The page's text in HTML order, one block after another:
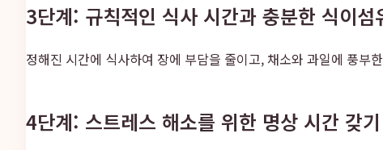
3단계: 규칙적인 식사 시간과 충분한 식이섬
정해진 시간에 식사하여 장에 부담을 줄이고, 채소와 과일에 풍
4단계: 스트레스 해소를 위한 명상 시간 갖기